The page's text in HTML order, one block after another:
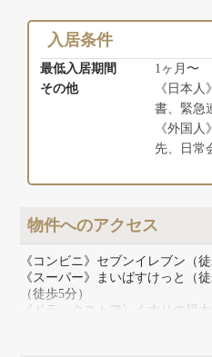
入居条件
最低入居期間
1ヶ月〜
その他
《日本
書、緊急
《外国
先、日常
物件へのアクセス
《コンビニ》セブンイレブン（徒
《スーパー》まいばすけっと（
（徒歩5分）
《ドラックストア》くすりの福
《飲食店》マクドナルド（徒歩